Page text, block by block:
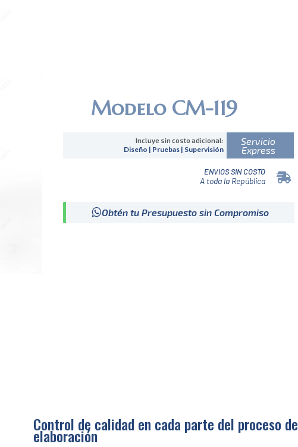
Modelo CM-119
Incluye sin costo adicional:
Diseño | Pruebas | Supervisión
Servicio
Express
ENVIOS SIN COSTO
A toda la República
Obtén tu Presupuesto sin Compromiso
Control de calidad en cada parte del proceso de
elaboración